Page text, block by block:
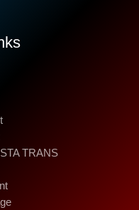
TRANS